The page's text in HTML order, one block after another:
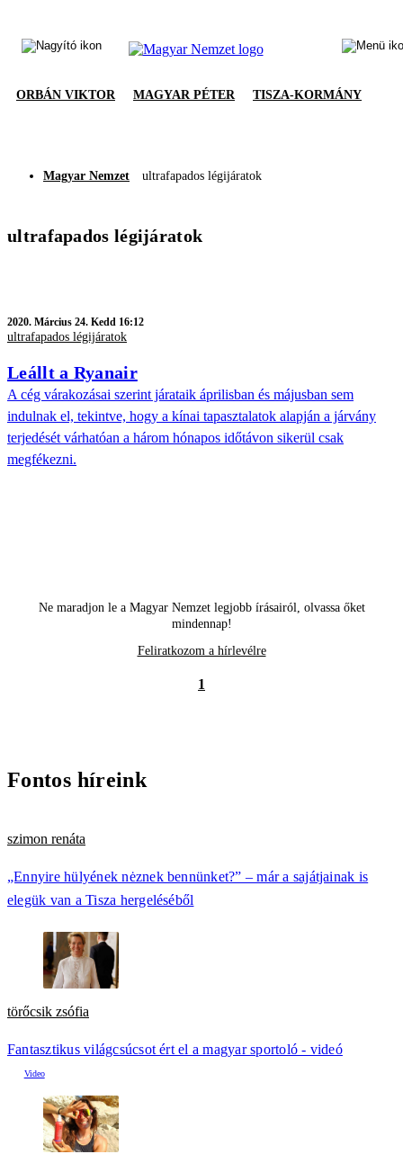
ORBÁN VIKTOR MAGYAR PÉTER TISZA-KORMÁNY
Magyar Nemzet ultrafapados légijáratok
ultrafapados légijáratok
2020. Március 24. Kedd 16:12
ultrafapados légijáratok
Leállt a Ryanair
A cég várakozásai szerint járataik áprilisban és májusban sem
indulnak el, tekintve, hogy a kínai tapasztalatok alapján a járvány
terjedését várhatóan a három hónapos időtávon sikerül csak
megfékezni.
Ne maradjon le a Magyar Nemzet legjobb írásairól, olvassa őket
mindennap!
Feliratkozom a hírlevélre
1
Fontos híreink
szimon renáta
„Ennyire hülyének nėznek bennünket?” – már a sajátjainak is
elegük van a Tisza hergeléséből
törőcsik zsófia
Fantasztikus világcsúcsot ért el a magyar sportoló - videó